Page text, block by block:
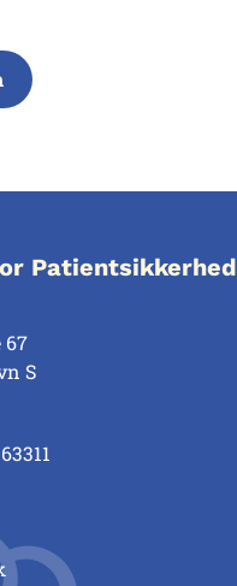
Patientsikkerhed
67
S